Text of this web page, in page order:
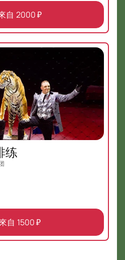
自 2000₽
练
自 1500₽